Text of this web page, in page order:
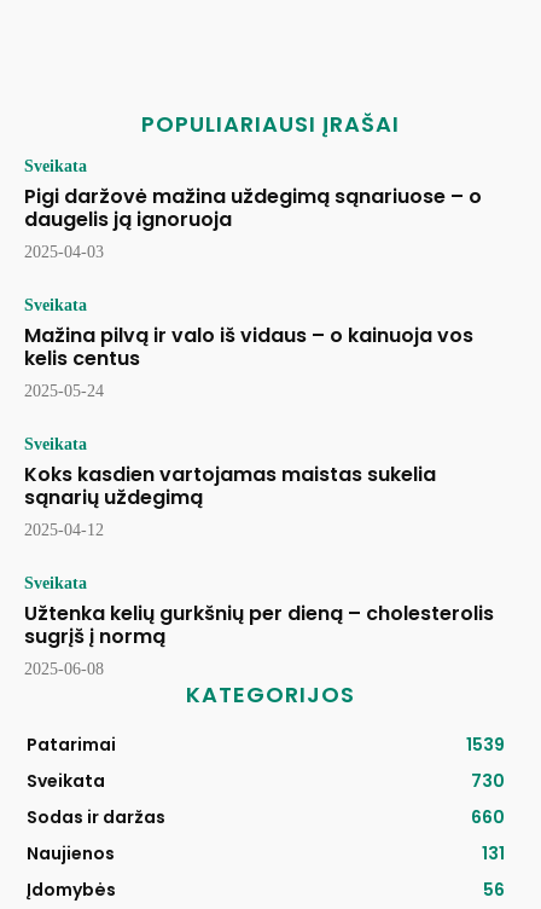
POPULIARIAUSI ĮRAŠAI
Sveikata
Pigi daržovė mažina uždegimą sąnariuose – o
daugelis ją ignoruoja
2025-04-03
Sveikata
Mažina pilvą ir valo iš vidaus – o kainuoja vos
kelis centus
2025-05-24
Sveikata
Koks kasdien vartojamas maistas sukelia
sąnarių uždegimą
2025-04-12
Sveikata
Užtenka kelių gurkšnių per dieną – cholesterolis
sugrįš į normą
2025-06-08
KATEGORIJOS
Patarimai
1539
Sveikata
730
Sodas ir daržas
660
Naujienos
131
Įdomybės
56